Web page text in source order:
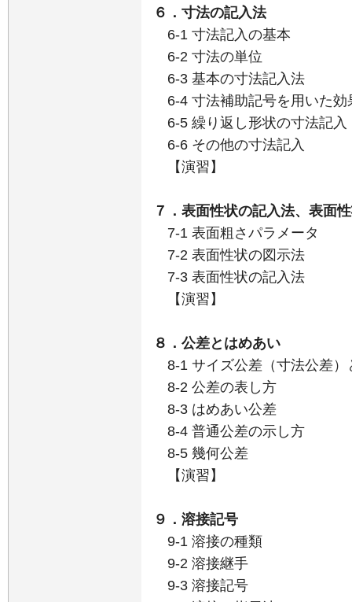
６．寸法の記入法
6-1 寸法記入の基本
6-2 寸法の単位
6-3 基本の寸法記入法
6-4 寸法補助記号を用いた効
6-5 繰り返し形状の寸法記入
6-6 その他の寸法記入
【演習】
７．表面性状の記入法、表面
7-1 表面粗さパラメータ
7-2 表面性状の図示法
7-3 表面性状の記入法
【演習】
８．公差とはめあい
8-1 サイズ公差（寸法公差
8-2 公差の表し方
8-3 はめあい公差
8-4 普通公差の示し方
8-5 幾何公差
【演習】
９．溶接記号
9-1 溶接の種類
9-2 溶接継手
9-3 溶接記号